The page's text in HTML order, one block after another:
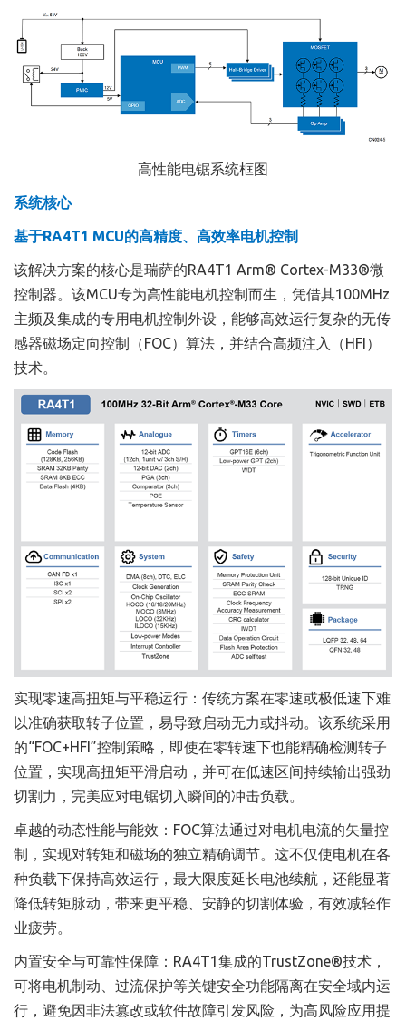
高性能电锯系统框图
系统核心
基于RA4T1 MCU的高精度、高效率电机控制
该解决方案的核心是瑞萨的RA4T1 Arm® Cortex-M33®微
控制器。该MCU专为高性能电机控制而生，凭借其100MHz
主频及集成的专用电机控制外设，能够高效运行复杂的无传
感器磁场定向控制（FOC）算法，并结合高频注入（HFI）
技术。
实现零速高扭矩与平稳运行：传统方案在零速或极低速下难
以准确获取转子位置，易导致启动无力或抖动。该系统采用
的“FOC+HFI”控制策略，即使在零转速下也能精确检测转子
位置，实现高扭矩平滑启动，并可在低速区间持续输出强劲
切割力，完美应对电锯切入瞬间的冲击负载。
卓越的动态性能与能效：FOC算法通过对电机电流的矢量控
制，实现对转矩和磁场的独立精确调节。这不仅使电机在各
种负载下保持高效运行，最大限度延长电池续航，还能显著
降低转矩脉动，带来更平稳、安静的切割体验，有效减轻作
业疲劳。
内置安全与可靠性保障：RA4T1集成的TrustZone®技术，
可将电机制动、过流保护等关键安全功能隔离在安全域内运
行，避免因非法篡改或软件故障引发风险，为高风险应用提